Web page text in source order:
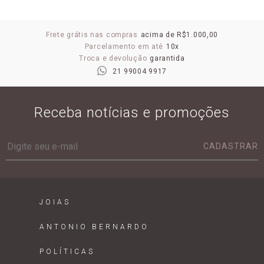
Frete grátis nas compras acima de R$1.000,00
Parcelamento em até 10x
Troca e devolução garantida
21 99004 9917
Receba notícias e promoções
CADASTRAR
JOIAS
ANTONIO BERNARDO
POLÍTICAS